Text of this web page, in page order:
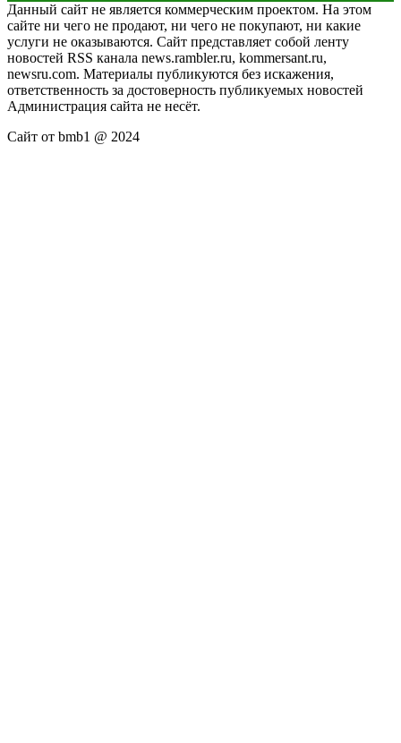
Данный сайт не является коммерческим проектом. На этом
сайте ни чего не продают, ни чего не покупают, ни какие
услуги не оказываются. Сайт представляет собой ленту
новостей RSS канала news.rambler.ru, kommersant.ru,
newsru.com. Материалы публикуются без искажения,
ответственность за достоверность публикуемых новостей
Администрация сайта не несёт.
Сайт от bmb1 @ 2024